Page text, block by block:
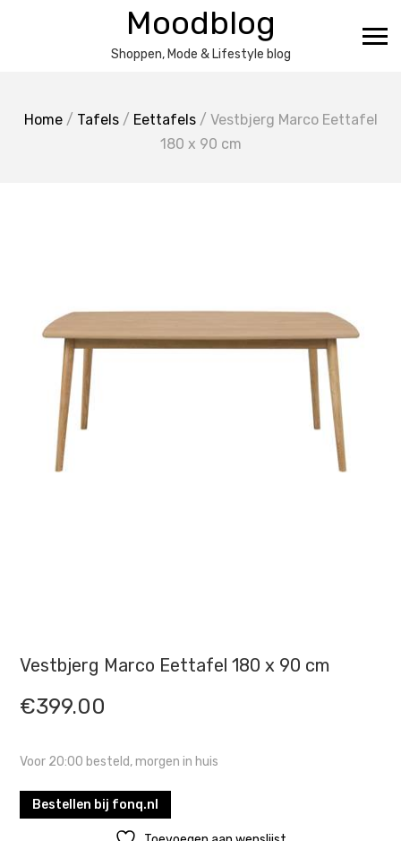
Moodblog
Shoppen, Mode & Lifestyle blog
Home/ Tafels/ Eettafels/ Vestbjerg Marco Eettafel
180 x 90 cm
Vestbjerg Marco Eettafel 180 x 90 cm
€399.00
Voor 20:00 besteld, morgen in huis
Bestellen bij fonq.nl